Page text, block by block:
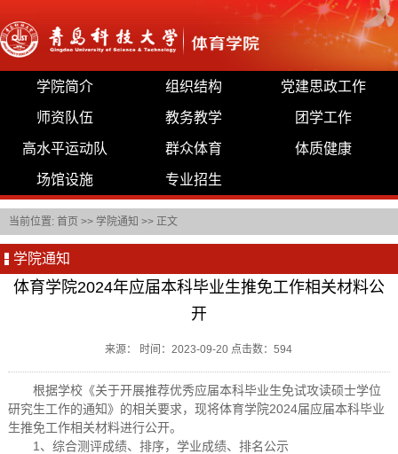
学院简介 组织结构 党建思政工作
师资队伍 教务教学 团学工作
高水平运动队 群众体育 体质健康
场馆设施 专业招生
当前位置: 首页 >> 学院通知 >> 正文
学院通知
体育学院2024年应届本科毕业生推免工作相关材料公
开
来源： 时间：2023-09-20 点击数：594
根据学校《关于开展推荐优秀应届本科毕业生免试攻读硕士学位
研究生工作的通知》的相关要求，现将体育学院2024届应届本科毕业
生推免工作相关材料进行公开。
1、综合测评成绩、排序，学业成绩、排名公示